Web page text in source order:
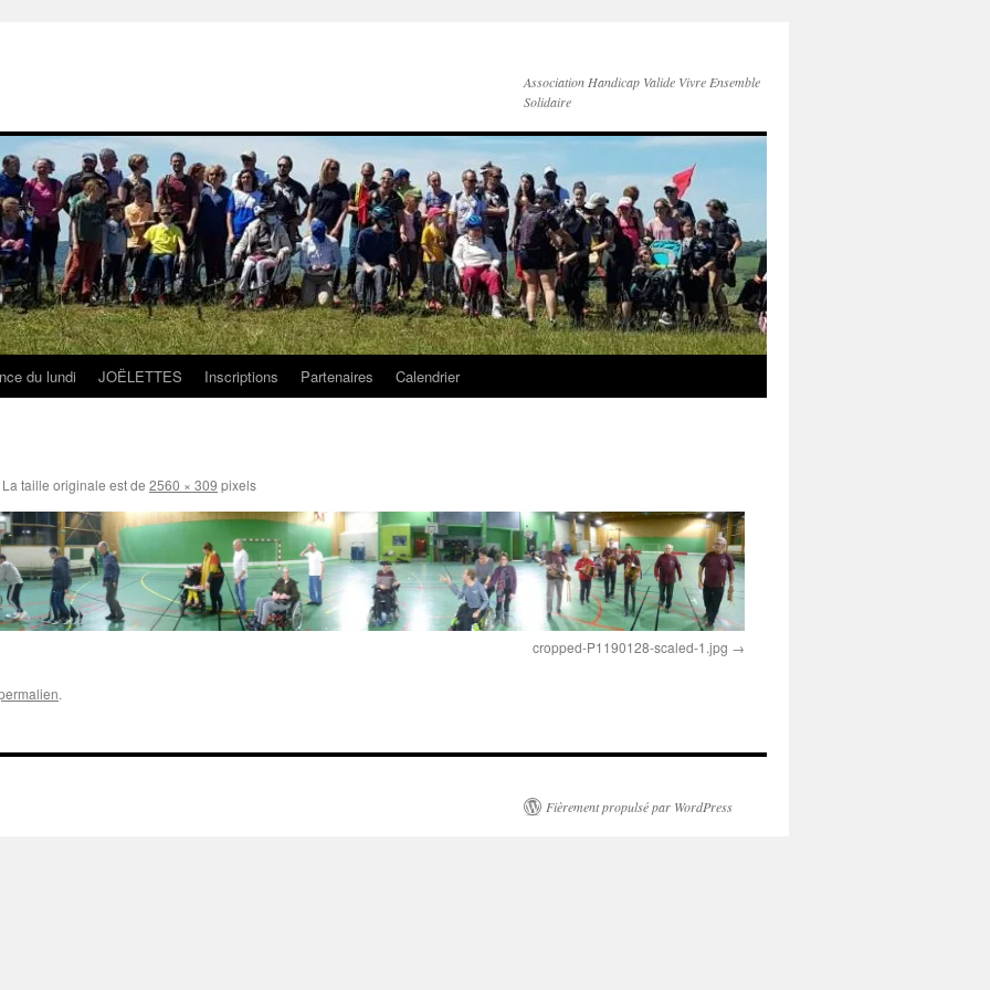
Association Handicap Valide Vivre Ensemble
Solidaire
du lundi JOËLETTES Inscriptions Partenaires Calendrier
La taille originale est de 2560 × 309 pixels
cropped-P1190128-scaled-1.jpg
.
Fièrement propulsé par WordPress